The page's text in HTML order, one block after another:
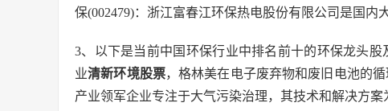
保(002479)：浙江富春江环保热电股份有限公司是国内
3、以下是当前中国环保行业中排名前十的环保龙头
业清新环境股票，格林美在电子废弃物和废旧电池的
产业领军企业专注于大气污染治理，其技术和解决方案